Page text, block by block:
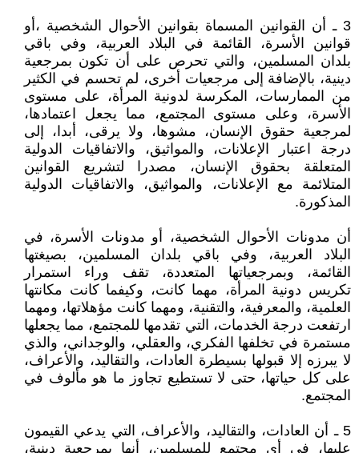
3 ـ أن القوانين المسماة بقوانين الأحوال الشخصية ،أو
قوانين الأسرة، القائمة في البلاد العربية، وفي باقي
بلدان المسلمين، والتي تحرص على أن تكون بمرجعية
دينية، بالإضافة إلى مرجعيات أخرى، لم تحسم في الكثير
من الممارسات، المكرسة لدونية المرأة، على مستوى
الأسرة، وعلى مستوى المجتمع، مما يجعل اعتمادها،
لمرجعية حقوق الإنسان، مشوها، ولا يرقى، أبدا، إلى
درجة اعتبار الإعلانات، والمواثيق، والاتفاقيات الدولية
المتعلقة بحقوق الإنسان، مصدرا لتشريع القوانين
المتلائمة مع الإعلانات، والمواثيق، والاتفاقيات الدولية
المذكورة.
أن مدونات الأحوال الشخصية، أو مدونات الأسرة، في
البلاد العربية، وفي باقي بلدان المسلمين، بصيغتها
القائمة، وبمرجعياتها المتعددة، تقف وراء استمرار
تكريس دونية المرأة، مهما كانت، وكيفما كانت مكانتها
العلمية، والمعرفية، والتقنية، ومهما كانت مؤهلاتها، ومهما
ارتفعت درجة الخدمات، التي تقدمها للمجتمع، مما يجعلها
مستمرة في تخلفها الفكري، والعقلي، والوجداني، والذي
لا يبرزه إلا قبولها بسيطرة العادات، والتقاليد، والأعراف،
على كل حياتها، حتى لا تستطيع تجاوز ما هو مألوف في
المجتمع.
5 ـ أن العادات، والتقاليد، والأعراف، التي يدعي القيمون
عليها، في أي مجتمع للمسلمين، أنها بمرجعية دينية،